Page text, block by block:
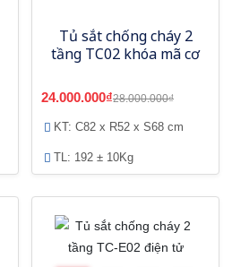
Tủ sắt chống cháy 2
tầng TC02 khóa mã cơ
24.000.000₫28.000.000₫
KT: C82 x R52 x S68 cm
TL: 192 ± 10Kg